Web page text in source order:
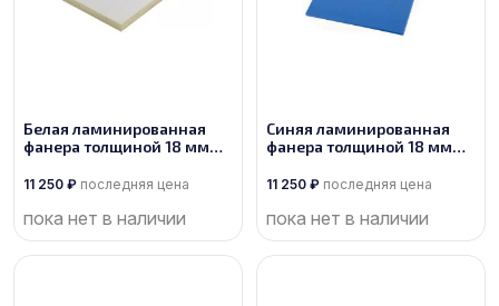
Белая ламинированная
фанера толщиной 18 мм
1/1
11 250 ₽ последняя цена
пока нет в наличии
Синяя ламинированная
фанера толщиной 18 мм
1/1
11 250 ₽ последняя цена
пока нет в наличии